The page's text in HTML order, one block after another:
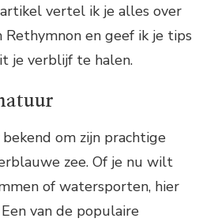
vertel ik je alles over
Rethymnon en geef ik je tips
je verblijf te halen.
om zijn prachtige
zee. Of je nu wilt
of watersporten, hier
van de populaire